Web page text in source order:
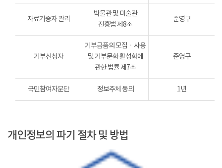
자료기증자 관리
박물관 및 미술관
진흥법 제8조
준영구
기부신청자
기부금품의 모집ㆍ사용
및 기부문화 활성화에
관한 법률 제7조
준영구
국민참여자문단 정보주체 동의 1년
개인정보의 파기 절차 및 방법